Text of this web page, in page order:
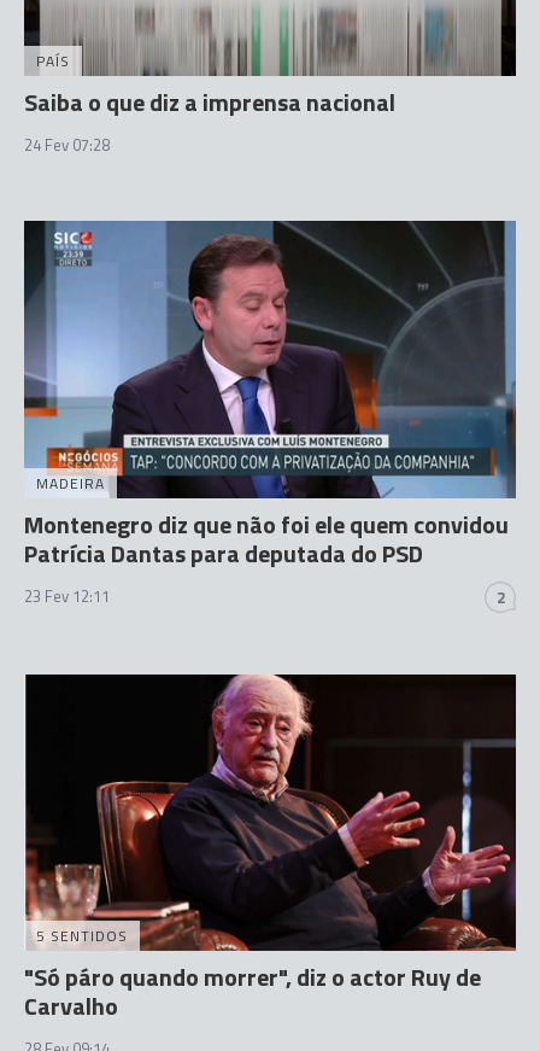
PAÍS
Saiba o que diz a imprensa nacional
24 Fev 07:28
MADEIRA
Montenegro diz que não foi ele quem convidou
Patrícia Dantas para deputada do PSD
23 Fev 12:11 2
5 SENTIDOS
"Só páro quando morrer", diz o actor Ruy de
Carvalho